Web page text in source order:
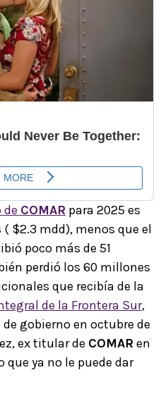
de COMAR para 2025 es
$2.3 mdd), menos que el
poco más de 51
perdió los 60 millones
que recibía de la
de la Frontera Sur,
gobierno en octubre de
ex titular de COMARen
que ya no le puede dar